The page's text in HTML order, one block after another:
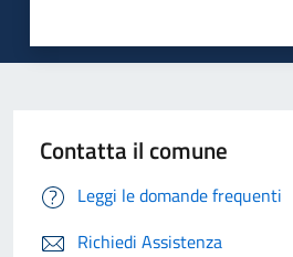
Contatta il comune
Leggi le domande frequenti
Richiedi Assistenza